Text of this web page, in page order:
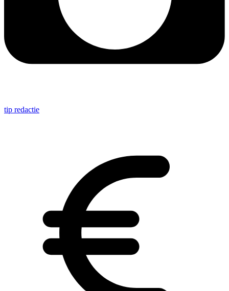
tip redactie